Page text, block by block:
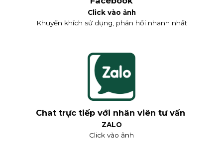
Click vào ảnh
Khuyến khích sử dụng, phản hồi nhanh nhất
Chat trực tiếp với nhân viên tư vấn
ZALO
Click vào ảnh